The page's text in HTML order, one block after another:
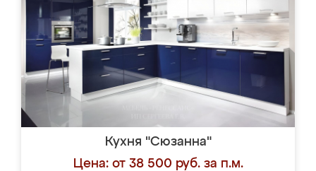
Кухня "Сюзанна"
Цена: от 38 500 руб. за п.м.